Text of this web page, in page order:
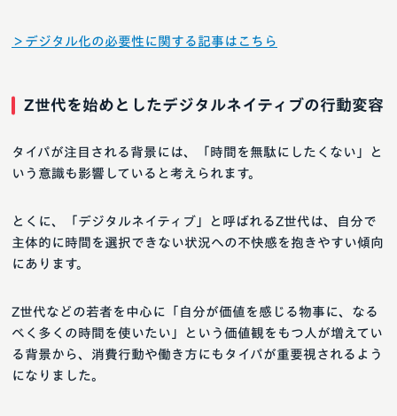
＞デジタル化の必要性に関する記事はこちら
Z世代を始めとしたデジタルネイティブの行動変容
タイパが注目される背景には、「時間を無駄にしたくない」と
いう意識も影響していると考えられます。
とくに、「デジタルネイティブ」と呼ばれるZ世代は、自分で
主体的に時間を選択できない状況への不快感を抱きやすい傾向
にあります。
Z世代などの若者を中心に「自分が価値を感じる物事に、なる
べく多くの時間を使いたい」という価値観をもつ人が増えてい
る背景から、消費行動や働き方にもタイパが重要視されるよう
になりました。